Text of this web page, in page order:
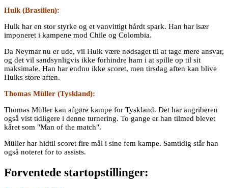
Hulk (Brasilien):
Hulk har en stor styrke og et vanvittigt hårdt spark. Han har især
imponeret i kampene mod Chile og Colombia.
Da Neymar nu er ude, vil Hulk være nødsaget til at tage mere ansvar,
og det vil sandsynligvis ikke forhindre ham i at spille op til sit
maksimale. Han har endnu ikke scoret, men tirsdag aften kan blive
Hulks store aften.
Thomas Müller (Tyskland):
Thomas Müller kan afgøre kampe for Tyskland. Det har angriberen
også vist tidligere i denne turnering. To gange er han tilmed blevet
kåret som "Man of the match".
Müller har hidtil scoret fire mål i sine fem kampe. Samtidig står han
også noteret for to assists.
Forventede startopstillinger: